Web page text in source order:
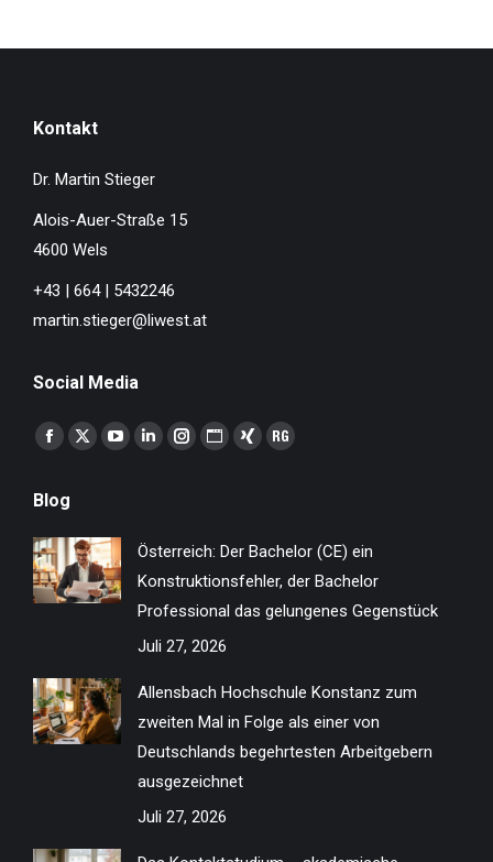
Kontakt
Dr. Martin Stieger
Alois-Auer-Straße 15
4600 Wels
+43 | 664 | 5432246
martin.stieger@liwest.at
Social Media
Finden Sie uns auf:
Facebook
opens
in
new
window
X
in
new
window
YouTube
in
new
window
Linkedin
new
window
Instagram
new
window
Website
new
window
XING
new
window
ResearchGate
new
window
Blog
Österreich: Der Bachelor (CE) ein
Konstruktionsfehler, der Bachelor
Professional das gelungenes Gegenstück
Juli 27, 2026
Allensbach Hochschule Konstanz zum
zweiten Mal in Folge als einer von
Deutschlands begehrtesten Arbeitgebern
ausgezeichnet
Juli 27, 2026